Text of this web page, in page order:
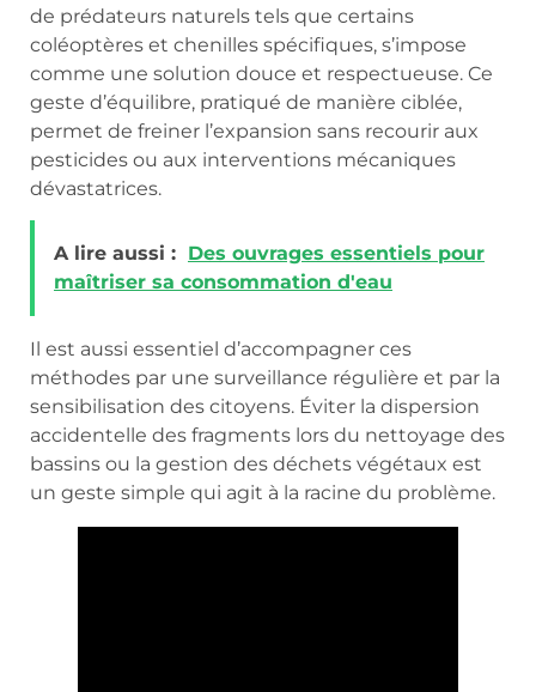
de prédateurs naturels tels que certains
coléoptères et chenilles spécifiques, s’impose
comme une solution douce et respectueuse. Ce
geste d’équilibre, pratiqué de manière ciblée,
permet de freiner l’expansion sans recourir aux
pesticides ou aux interventions mécaniques
dévastatrices.
A lire aussi : Des ouvrages essentiels pour
maîtriser sa consommation d'eau
Il est aussi essentiel d’accompagner ces
méthodes par une surveillance régulière et par la
sensibilisation des citoyens. Éviter la dispersion
accidentelle des fragments lors du nettoyage des
bassins ou la gestion des déchets végétaux est
un geste simple qui agit à la racine du problème.